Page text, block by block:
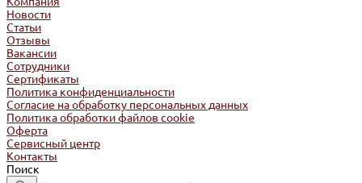
Новости
Статьи
Отзывы
Вакансии
Сотрудники
Сертификаты
Политика конфиденциальности
Согласие на обработку персональных данных
Политика обработки файлов cookie
Оферта
Сервисный центр
Контакты
Поиск